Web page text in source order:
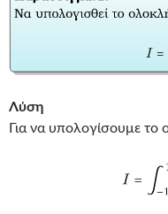
Λύση
Για να υπολογίσουμε